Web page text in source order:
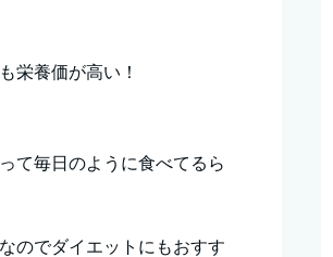
栄養価が高い！
て毎日のように食べてるら
のでダイエットにもおすす